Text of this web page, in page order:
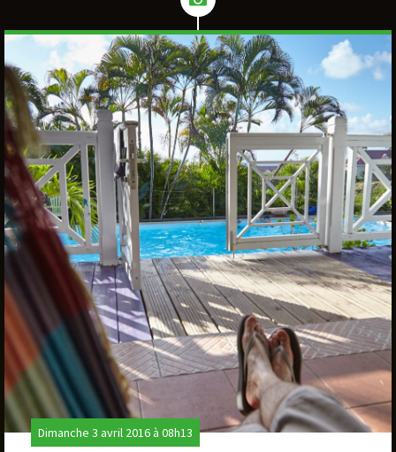
Dimanche 3 avril 2016 à 08h13